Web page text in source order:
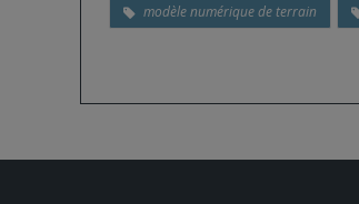
modèle numérique de terrain